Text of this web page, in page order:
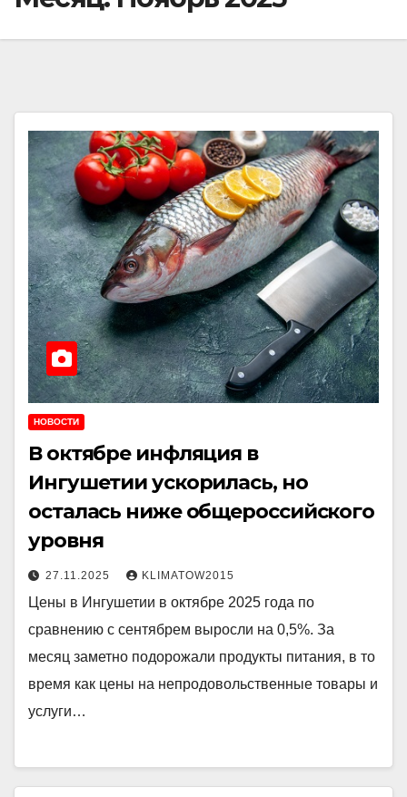
НОВОСТИ
В октябре инфляция в
Ингушетии ускорилась, но
осталась ниже общероссийского
уровня
27.11.2025 KLIMATOW2015
Цены в Ингушетии в октябре 2025 года по
сравнению с сентябрем выросли на 0,5%. За
месяц заметно подорожали продукты питания, в то
время как цены на непродовольственные товары и
услуги…